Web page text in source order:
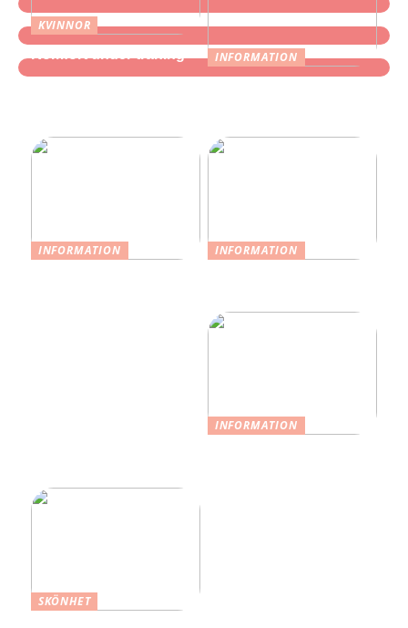
KVINNOR
INFORMATION
INFORMATION
INFORMATION
INFORMATION
SKÖNHET